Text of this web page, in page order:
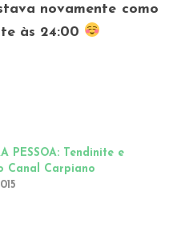
novamente como
às 24:00
PESSOA: Tendinite e
Canal Carpiano